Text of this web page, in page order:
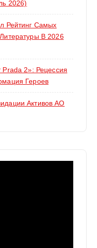
2026)
Рейтинг Самых
В 2026
2»: Рецессия
Героев
Активов АО